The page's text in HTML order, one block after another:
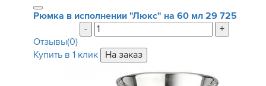
Рюмка в исполнении "Люкс" на 60 мл 29 725
-
+
Отзывы(0)
Купить в 1 клик